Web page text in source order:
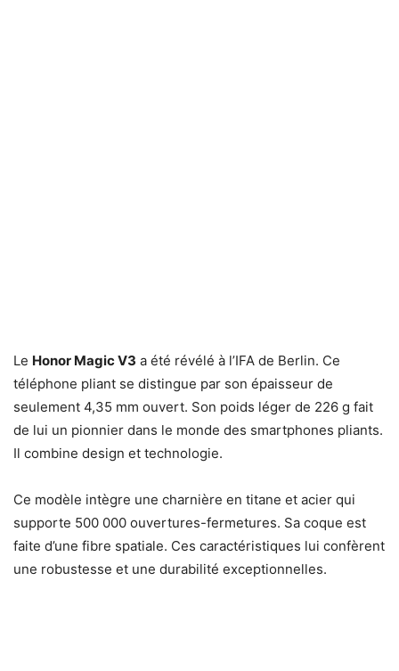
Le Honor Magic V3 a été révélé à l’IFA de Berlin. Ce
téléphone pliant se distingue par son épaisseur de
seulement 4,35 mm ouvert. Son poids léger de 226 g fait
de lui un pionnier dans le monde des smartphones pliants.
Il combine design et technologie.
Ce modèle intègre une charnière en titane et acier qui
supporte 500 000 ouvertures-fermetures. Sa coque est
faite d’une fibre spatiale. Ces caractéristiques lui confèrent
une robustesse et une durabilité exceptionnelles.